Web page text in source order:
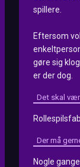
spillere.
Eftersom
gøre sig
er der dog.
Det skal
Der må
Nogle